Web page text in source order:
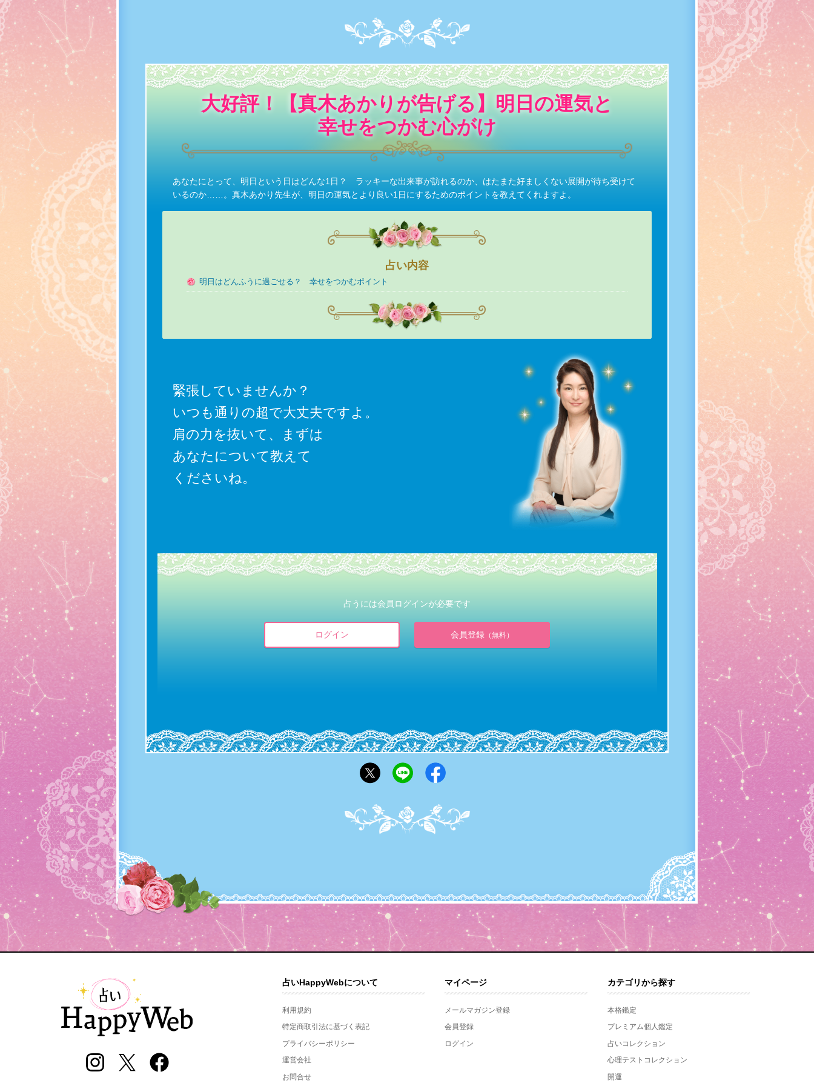
大好評！【真木あかりが告げる】明日の運気と
幸せをつかむ心がけ
あなたにとって、明日という日はどんな1日？ ラッキーな出来事が訪れるのか、はたまた好ましくない展開が待ち受けて
いるのか……。真木あかり先生が、明日の運気とより良い1日にするためのポイントを教えてくれますよ。
占い内容
明日はどんふうに過ごせる？ 幸せをつかむポイント
緊張していませんか？
いつも通りの超で大丈夫ですよ。
肩の力を抜いて、まずは
あなたについて教えて
くださいね。
占うには会員ログインが必要です
ログイン 会員登録 （無料）
占いHappyWebについて
利用規約
特定商取引法に基づく表記
プライバシーポリシー
運営会社
お問合せ
マイページ
メールマガジン登録
会員登録
ログイン
カテゴリから探す
本格鑑定
プレミアム個人鑑定
占いコレクション
心理テストコレクション
開運